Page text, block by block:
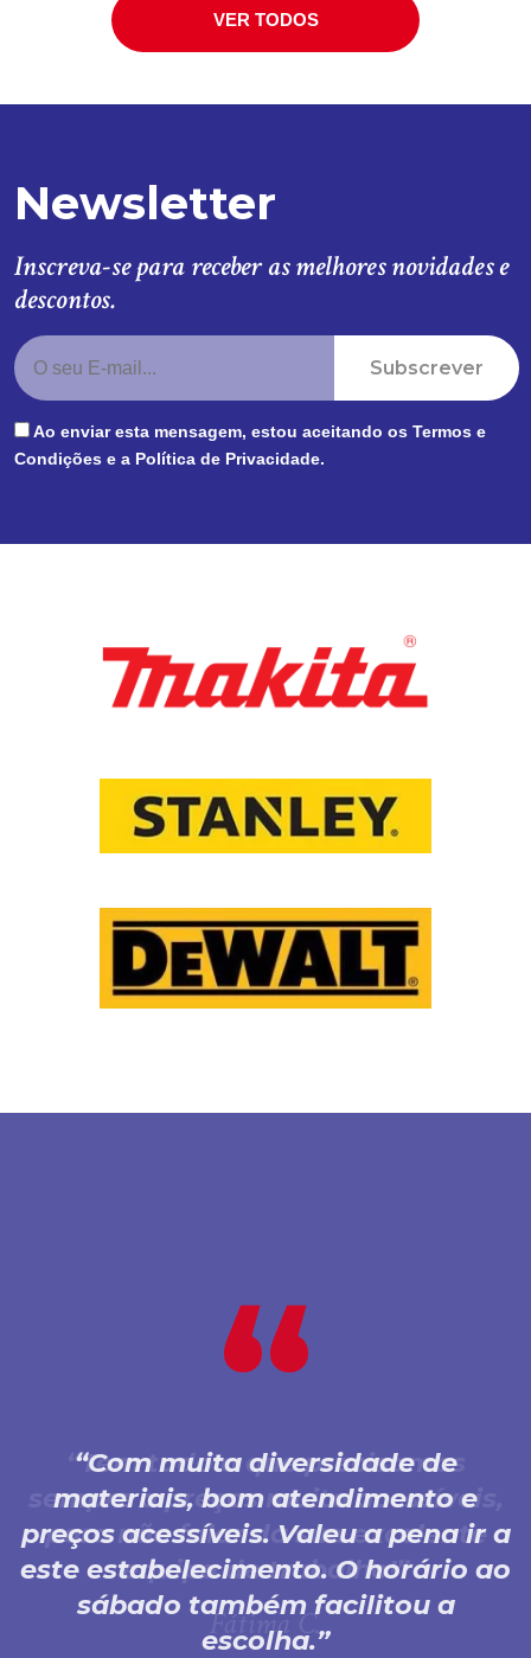
VER TODOS
Newsletter
Inscreva-se para receber as melhores novidades e
descontos.
Subscrever
Ao enviar esta mensagem, estou aceitando os Termos e
Condições e a Política de Privacidade.
Com muita diversidade de
materiais, bom atendimento e
preços acessíveis. Valeu a pena ir a
este estabelecimento. O horário ao
sábado também facilitou a
escolha.